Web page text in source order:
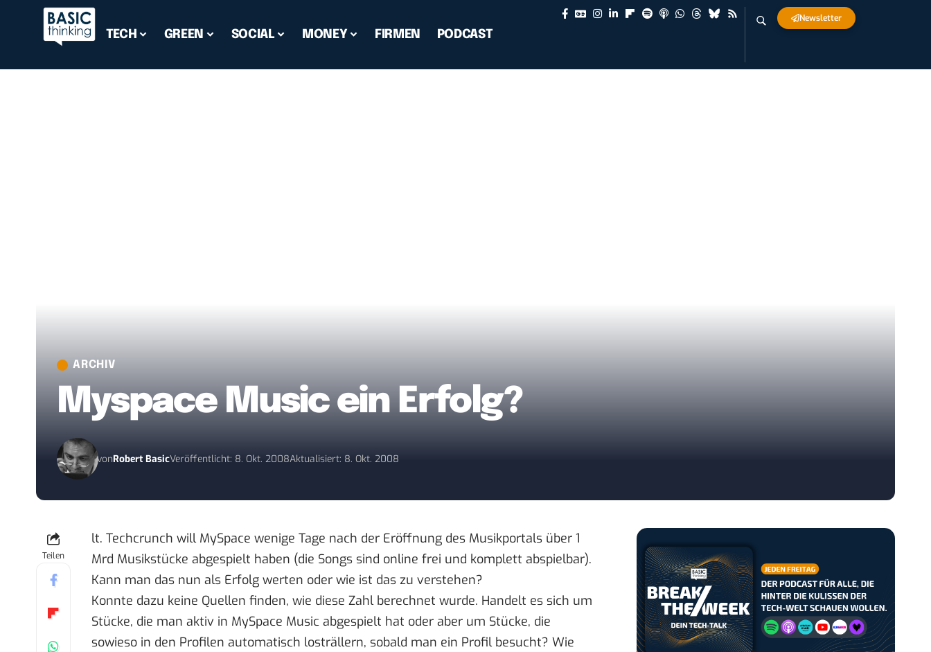
TECH GREEN SOCIAL MONEY FIRMEN PODCAST
Newsletter
ARCHIV
Myspace Music ein Erfolg?
vonRobert BasicVeröffentlicht: 8. Okt. 2008Aktualisiert: 8. Okt. 2008
Teilen
lt. Techcrunch will MySpace wenige Tage nach der Eröffnung des Musikportals über 1
Mrd Musikstücke abgespielt haben (die Songs sind online frei und komplett abspielbar).
Kann man das nun als Erfolg werten oder wie ist das zu verstehen?
Konnte dazu keine Quellen finden, wie diese Zahl berechnet wurde. Handelt es sich um
Stücke, die man aktiv in MySpace Music abgespielt hat oder aber um Stücke, die
sowieso in den Profilen automatisch losträllern, sobald man ein Profil besucht? Wie